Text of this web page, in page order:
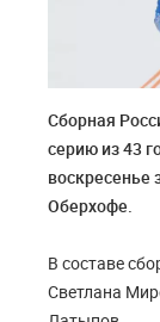
Сборная
серию из 43
воскресенье
Оберхофе.
В составе
Светлана